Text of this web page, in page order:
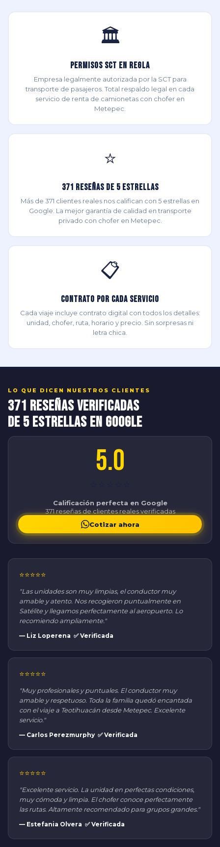
🏛️
Permisos SCT en Regla
Empresa legalmente autorizada por la SCT para
transporte de pasajeros. Total respaldo legal en cada
servicio de renta de camionetas con chofer en
Metepec.
⭐
371 Reseñas de 5 Estrellas
Más de 371 clientes reales nos califican con 5 estrellas en
Google. La mejor garantía de calidad en transporte
privado con chofer en Metepec.
📋
Contrato por Cada Servicio
Cada viaje incluye contrato digital con todos los detalles:
unidad, chofer, ruta, horario y precio. Sin sorpresas ni
letra chica.
LO QUE DICEN NUESTROS CLIENTES
371 Reseñas Verificadas
de 5 Estrellas en Google
5.0
Calificación perfecta en Google
371 reseñas de clientes reales verificadas
Cotizar ahora
⭐⭐⭐⭐⭐
"Las unidades son muy limpias, el conductor muy
amable y atento. Nos recogieron puntualmente en
Satélite y llegamos perfectamente al aeropuerto. Lo
recomiendo ampliamente."
— Liz Loperena ✅ Verificada
⭐⭐⭐⭐⭐
"Muy profesionales y puntuales. El conductor muy
amable y respetuoso. Toda la familia quedó encantada
con el viaje a Teotihuacán desde Metepec. Excelente
servicio."
— Carlos Perezmurphy ✅ Verificada
⭐⭐⭐⭐⭐
"Excelente servicio. La unidad en perfectas condiciones,
muy cómoda y limpia. El chofer conoce perfectamente
las rutas. Altamente recomendado para grupos grandes."
— Estefania Olvera ✅ Verificada